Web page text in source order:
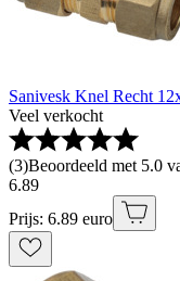
Sanivesk Knel Recht
Veel verkocht
(3)Beoordeeld met 5.0
6.89
Prijs: 6.89 euro